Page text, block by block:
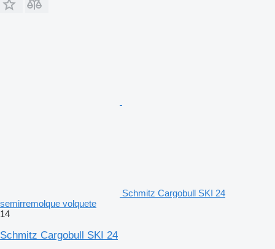
Schmitz Cargobull SKI 24
semirremolque volquete
14
Schmitz Cargobull SKI 24